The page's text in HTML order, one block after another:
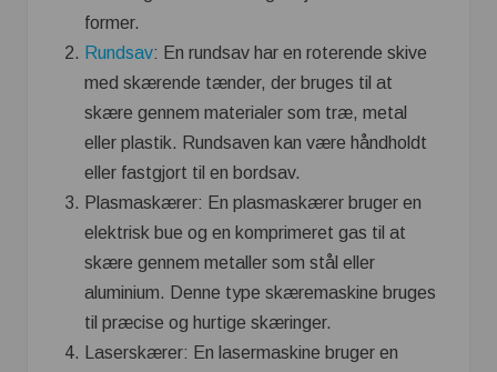
former.
Rundsav: En rundsav har en roterende skive
med skærende tænder, der bruges til at
skære gennem materialer som træ, metal
eller plastik. Rundsaven kan være håndholdt
eller fastgjort til en bordsav.
Plasmaskærer: En plasmaskærer bruger en
elektrisk bue og en komprimeret gas til at
skære gennem metaller som stål eller
aluminium. Denne type skæremaskine bruges
til præcise og hurtige skæringer.
Laserskærer: En lasermaskine bruger en